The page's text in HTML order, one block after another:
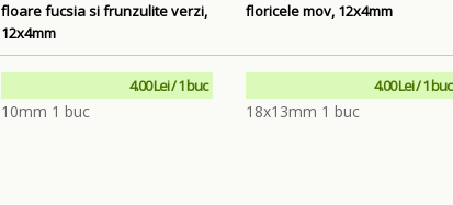
floare fucsia si frunzulite verzi,
12x4mm
floricele mov, 12x4mm
4.00 Lei / 1 buc 4.00 Lei / 1 buc